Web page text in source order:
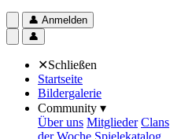
👤 Anmelden
👤
✕Schließen
Startseite
Bildergalerie
Community ▾
Über uns Mitglieder Clans
der Woche Spielekatalog